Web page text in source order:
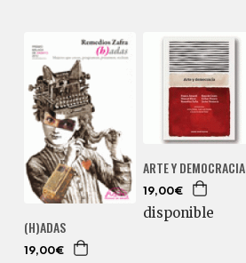
(H)ADAS
19,00€
ARTE Y DEMOCRACIA
19,00€
disponible